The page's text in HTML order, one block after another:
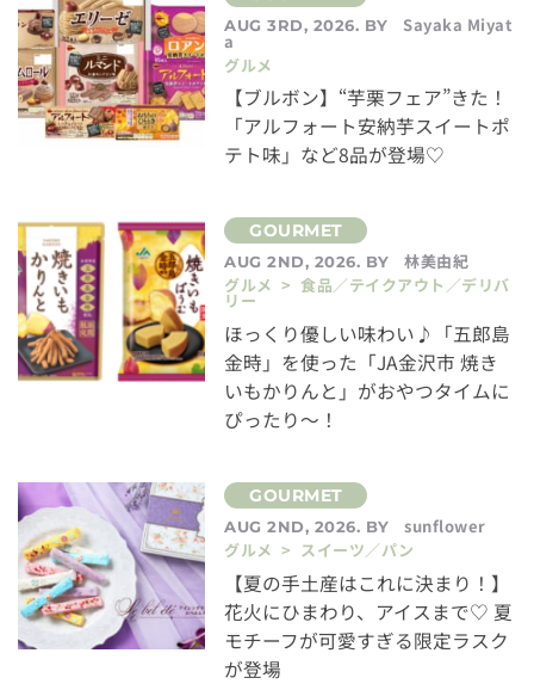
AUG 3RD, 2026. BY Sayaka Miyat
a
グルメ
【ブルボン】“芋栗フェア”きた！
「アルフォート安納芋スイートポ
テト味」など8品が登場♡
AUG 2ND, 2026. BY
林美由紀
グルメ > 食品／テイクアウト／デリバ
リー
ほっくり優しい味わい♪「五郎島
金時」を使った「JA金沢市 焼き
いもかりんと」がおやつタイムに
ぴったり～！
AUG 2ND, 2026. BY
sunflower
グルメ > スイーツ／パン
【夏の手土産はこれに決まり！】
花火にひまわり、アイスまで♡ 夏
モチーフが可愛すぎる限定ラスク
が登場